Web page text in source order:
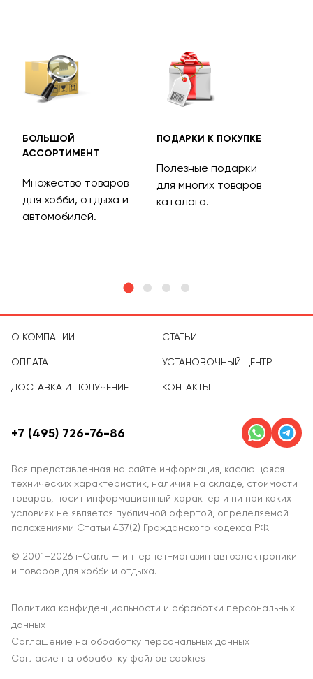
БОЛЬШОЙ
АССОРТИМЕНТ
Множество товаров
для хобби, отдыха и
автомобилей.
ПОДАРКИ К ПОКУПКЕ
Полезные подарки
для многих товаров
каталога.
О КОМПАНИИ
ОПЛАТА
ДОСТАВКА И ПОЛУЧЕНИЕ
СТАТЬИ
УСТАНОВОЧНЫЙ ЦЕНТР
КОНТАКТЫ
Вся представленная на сайте информация, касающаяся
технических характеристик, наличия на складе, стоимости
товаров, носит информационный характер и ни при каких
условиях не является публичной офертой, определяемой
положениями Статьи 437(2) Гражданского кодекса РФ.
+7 (495) 726-76-86
© 2001–2026 i-Car.ru — интернет-магазин автоэлектроники
и товаров для хобби и отдыха.
Политика конфиденциальности и обработки персональных
данных
Соглашение на обработку персональных данных
Согласие на обработку файлов cookies